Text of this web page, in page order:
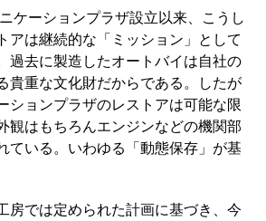
ケーションプラザ設立以来、こうし
アは継続的な「ミッション」として
過去に製造したオートバイは自社の
貴重な文化財だからである。したが
ションプラザのレストアは可能な限
観はもちろんエンジンなどの機関部
ている。いわゆる「動態保存」が基
房では定められた計画に基づき、今